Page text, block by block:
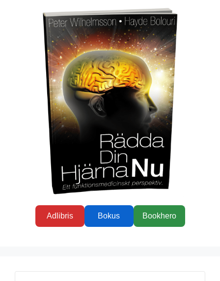
Adlibris Bokus Bookhero